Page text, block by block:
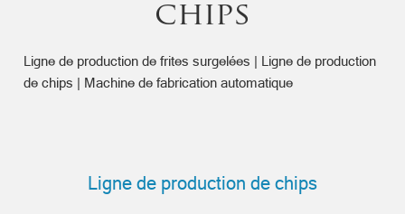
chips
Ligne de production de frites surgelées | Ligne de production
de chips | Machine de fabrication automatique
Ligne de production de chips